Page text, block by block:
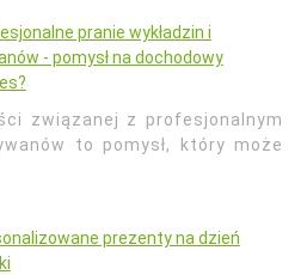
pranie wykładzin i
- pomysł na dochodowy
związanej z profesjonalnym
to pomysł, który może
prezenty na dzień